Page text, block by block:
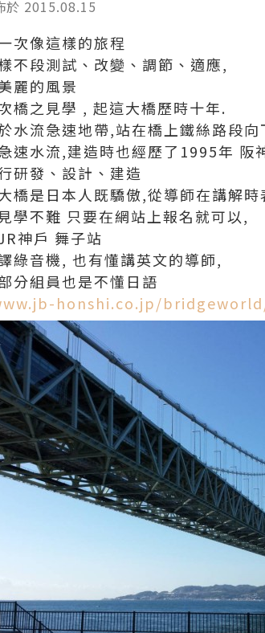
於 2015.08.15
次像這樣的旅程
不段測試、改變、調節、適應,
麗的風景
橋之見學 , 起這大橋歷時十年.
水流急速地帶,站在橋上鐵絲路段向
速水流,建造時也經歷了1995年 阪
研發、設計、建造
橋是日本人既驕傲,從導師在講解
學不難 只要在網站上報名就可以,
神戶 舞子站
綠音機, 也有懂講英文的導師,
分組員也是不懂日語
honshi.co.jp/